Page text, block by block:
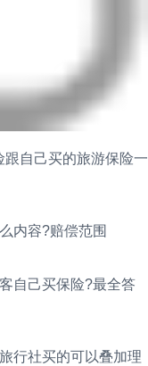
自己买的旅游保险一
内容?赔偿范围
自己买保险?最全答
行社买的可以叠加理